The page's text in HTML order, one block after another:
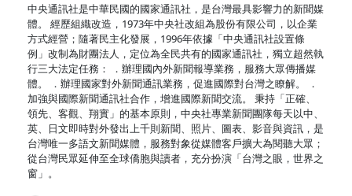
中央通訊社是中華民國的國家通訊社，是台灣最具影響力的新聞媒
體。 經歷組織改造，1973年中央社改組為股份有限公司，以企業
方式經營；隨著民主化發展，1996年依據「中央通訊社設置條
例」改制為財團法人，定位為全民共有的國家通訊社，獨立超然執
行三大法定任務： ．辦理國內外新聞報導業務，服務大眾傳播媒
體。 ．辦理國家對外新聞通訊業務，促進國際對台灣之瞭解。 ．
加強與國際新聞通訊社合作，增進國際新聞交流。 秉持「正確、
領先、客觀、翔實」的基本原則，中央社專業新聞團隊每天以中、
英、日文即時對外發出上千則新聞、照片、圖表、影音與資訊，是
台灣唯一多語文新聞媒體，服務對象從媒體客戶擴大為閱聽大眾；
從台灣民眾延伸至全球僑胞與讀者，充分扮演「台灣之眼，世界之
窗」。